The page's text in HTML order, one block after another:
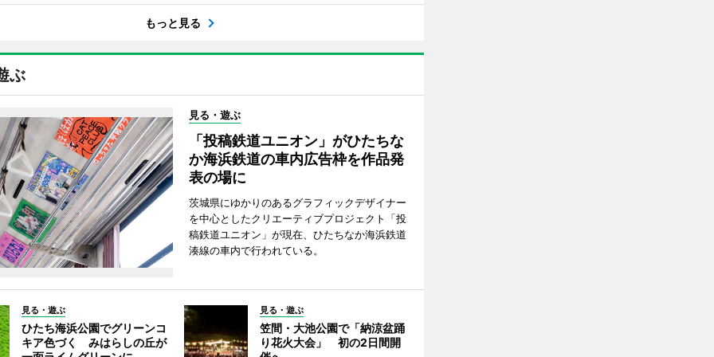
もっと見る
ぶ
見る・遊ぶ
「投稿鉄道ユニオン」がひたちな
か海浜鉄道の車内広告枠を作品発
表の場に
茨城県にゆかりのあるグラフィックデザイナー
を中心としたクリエーティブプロジェクト「投
稿鉄道ユニオン」が現在、ひたちなか海浜鉄道
湊線の車内で行われている。
見る・遊ぶ
ひたち海浜公園でグリーンコ
キア色づく みはらしの丘が
見る・遊ぶ
笠間・大池公園で「納涼盆踊
り花火大会」 初の2日間開